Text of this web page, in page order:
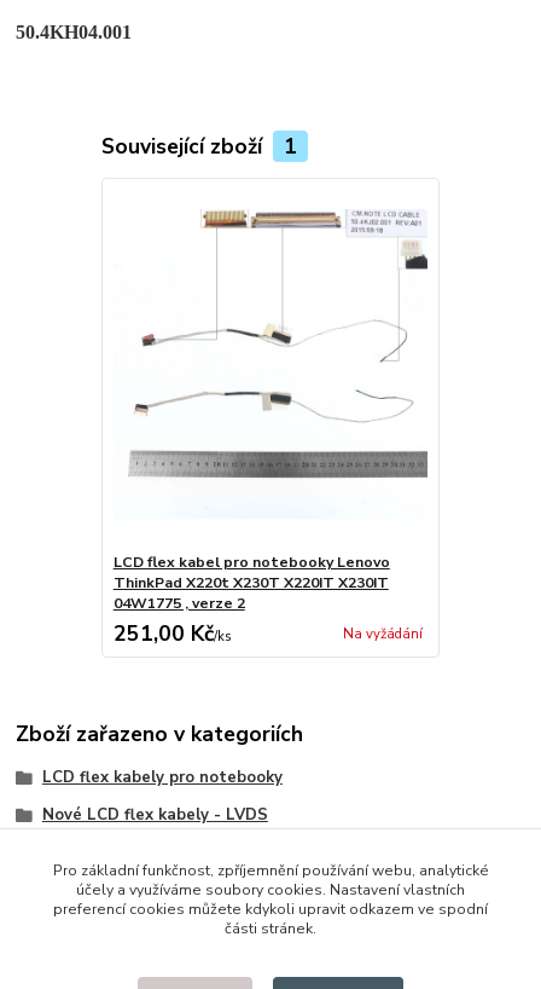
50.4KH04.001
Související zboží 1
LCD flex kabel pro notebooky Lenovo
ThinkPad X220t X230T X220IT X230IT
04W1775 , verze 2
251,00 Kč/ks Na vyžádání
Zboží zařazeno v kategoriích
LCD flex kabely pro notebooky
Nové LCD flex kabely - LVDS
© 2014 - 2025 Díly pro notebooky
Pro základní funkčnost, zpříjemnění používání webu, analytické
účely a využíváme soubory cookies. Nastavení vlastních
preferencí cookies můžete kdykoli upravit odkazem ve spodní
části stránek.